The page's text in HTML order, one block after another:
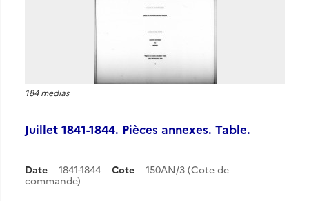
184 medias
Juillet 1841-1844. Pièces annexes. Table.
Date 1841-1844 Cote
150AN/3 (Cote de
commande)